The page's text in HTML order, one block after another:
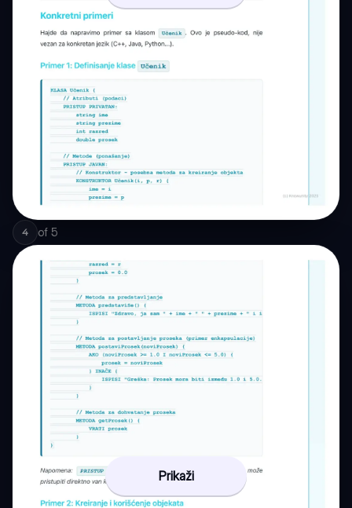
4 of 5
Prikaži